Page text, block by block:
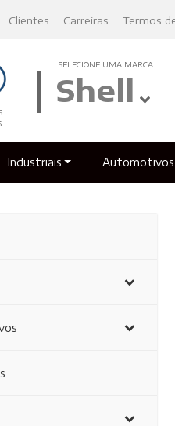
Clientes Carreiras Termos
SELECIONE UMA MARCA:
Shell
Industriais Automotivos